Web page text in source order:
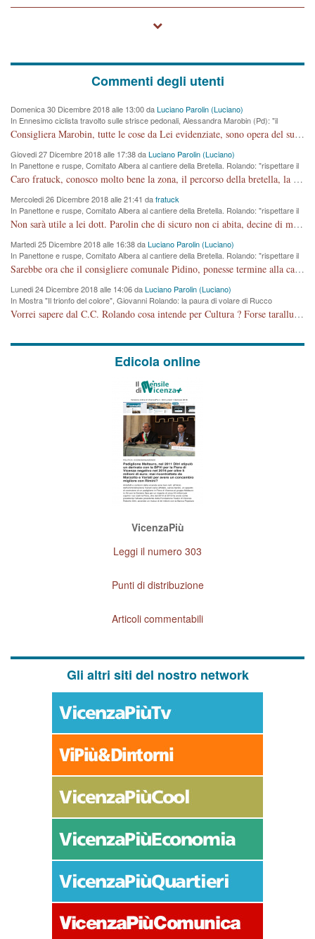
Commenti degli utenti
Domenica 30 Dicembre 2018 alle 13:00 daLuciano Parolin (Luciano)
In Ennesimo ciclista travolto sulle strisce pedonali, Alessandra Marobin (Pd): "il
Comune si svegli"
Consigliera Marobin, tutte le cose da Lei evidenziate, sono opera del suo ex Assessore e compagno di Partito Antonio Marco Dalla Pozza Assessore alla "progettazione" di piste ciclabili e altre porcherie. A lui manderei il conto da saldare per incidenti e danni alle persone. E' ora che "finiamola." Avete perso rassegnatevi. qui IL SINDACO RUCCO NON C'ENTRA PER NIENTE. CAPITO!!!!!!!! Amen.
Giovedi 27 Dicembre 2018 alle 17:38 daLuciano Parolin (Luciano)
In Panettone e ruspe, Comitato Albera al cantiere della Bretella. Rolando: "rispettare il
cronoprogramma"
Caro fratuck, conosco molto bene la zona, il percorso della bretella, la situazione dei cittadini, abito in Viale Trento. A partire dal 2003 ho partecipato al Comitato di Maddalene pro bretella, e a riunioni propositive per apportare modifiche al progetto. Numerose mie foto del territorio sono arrivate a Roma, altri miei interventi (non graditi dalla Sx) sono stati pubblicati dal GdV, assieme ad altri come Ciro Asproso, ora favorevole alla bretella. Ho partecipato alla raccolta firme per la chiusura della strada x 5 giorni eseguita dal Sindaco Hullwech per sforamento 180 Micro/g. Pertanto come impegno per la tematica sono apposto con la coscienza. Ora il Progetto è partito, fine! Voglio dire che la nuova Giunta "comunale" non c'entra più. L'opera sarà "malauguratamente" eseguita, ma non con il mio placet. Il Consigliere Comunale dovrebbe capire che la campagna elettorale è finita, con buona pace di tutti. Quello che invece dovrebbe interessare è la proprietà della strada, dall'uscita autostradale Ovest, sino alla Rotatoria dell'Albara, vi sono tre possessori: Autostrade SpA; La Provincia, il Comune. Come la mettiamo per il futuro ? I costi, da 50 sono saliti a 100 milioni di € come dire 20 milioni a KM (!) da non credere. Comunque si farà. Ma nessuno canti Vittoria, anzi meglio non farne un ulteriore fatto "partitico" per questioni elettorali o di seggio. Se mi manda la sua mail, sono disponibile ad inviare i documenti e le foto sopra descritte. Con ossequi, Luciano Parolin
Mercoledi 26 Dicembre 2018 alle 21:41 dafratuck
In Panettone e ruspe, Comitato Albera al cantiere della Bretella. Rolando: "rispettare il
cronoprogramma"
Non sarà utile a lei dott. Parolin che di sicuro non ci abita, decine di migliaia di TIR, automobili e padroncini che passano quotidianamente per una strada appena rotabile, non è più possibile stendere i panni, attraversare la strada senza rischiare la morte, le case stanno crepando, i tempi sono cambiati e la bretella non passerà assolutamente per maddalene (ma cosa sta a dire?!), dia invece responsabilità a chi ha costruito tagliando la strada che doveva invece terminare a isola vicentina e non al moracchino lasciando Motta di Costabissara ancora in panne di traffico. I tempi sono cambiati dottore e se l'anagrafe della vita stagna nell'essere umano impressioni conservatrici, la società non le considera perchè va avanti, si industrializza e ha bisogno di infrastrutture e di sviluppo. Ultima considerazione, se è geloso di Rolando perchè vede in lui solo campagne politiche mentre si difendono i SOLI diritti dei cittadini, la preghiamo faccia considerazioni più appropriate. Saluti e complimenti per i suoi scritti.
Martedi 25 Dicembre 2018 alle 16:38 daLuciano Parolin (Luciano)
In Panettone e ruspe, Comitato Albera al cantiere della Bretella. Rolando: "rispettare il
cronoprogramma"
Sarebbe ora che il consigliere comunale Pidino, ponesse termine alla campagna elettorale nel territorio del suo seggio Villaggio del Sole. La tiraca è iniziata, distruggerà 6 km di prateria ovest della città, ricca di fonti e sorgenti d'acqua. I cittadini di Maddalene non avranno più Pace la notte. Molta colpa per la costruzione di questa Strada è proprio del signor Rolando,dei suoi gazebo mobili e che vuol far passare questa opera VANDALICA come progetto "utile" a chi ? Non è cosa seria sig. Rolando!
Lunedi 24 Dicembre 2018 alle 14:06 daLuciano Parolin (Luciano)
In Mostra "Il trionfo del colore", Giovanni Rolando: la paura di volare di Rucco
Vorrei sapere dal C.C. Rolando cosa intende per Cultura ? Forse tarallucci, vino e sagre, o spaghetti tricolori del PD ? Il continuo (s)parlare della mostra a Palazzo Chiericati caro consigliere DANNEGGIA FORTEMENTE l'immagine della città TUTTA e fa deviare i consensi che in RUSSIA (badi bene ex U.R.S.S.) sono ECCELLENTI. A livello artistico l'evento è di alta Valenza culturale, COMPITO di Tutta la Cittadinanza fare il possibile per propagandare l'iniziativa senza farne UN CASO PARTITICO come fa Lei da sempre. Meno Gazebo + Partecipazione! E così sia. Amen.
Edicola online
VicenzaPiù
Leggi il numero 303
Punti di distribuzione
Articoli commentabili
Gli altri siti del nostro network